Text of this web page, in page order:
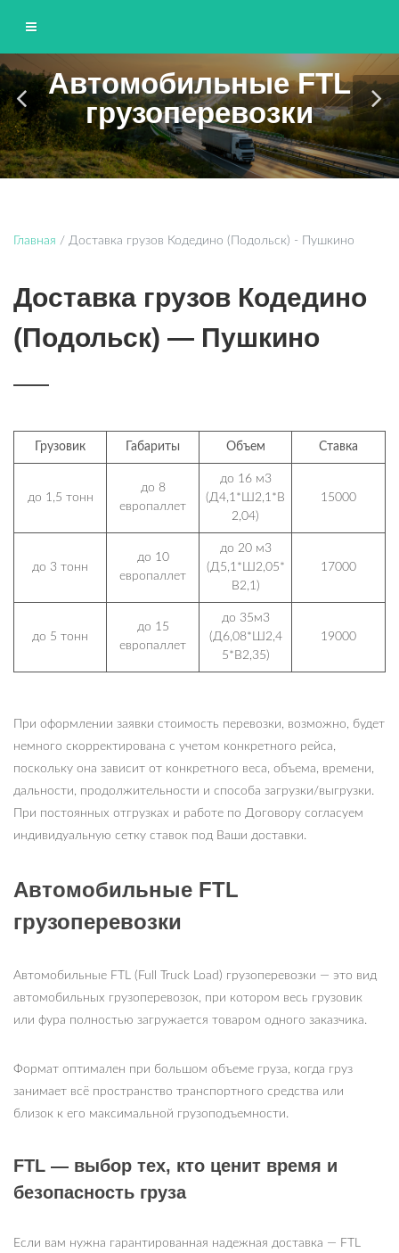
ЮНИТТРАНС
Грузоперевозки по Москве и области
Автомобильные FTL
грузоперевозки
Главная / Доставка грузов Кодедино (Подольск) - Пушкино
Доставка грузов Кодедино
(Подольск) — Пушкино
Грузовик Габариты Объем Ставка
до 1,5 тонн
до 8
европаллет
до 16 м3
(Д4,1*Ш2,1*В
2,04)
15000
до 3 тонн
до 10
европаллет
до 20 м3
(Д5,1*Ш2,05*
В2,1)
17000
до 5 тонн
до 15
европаллет
до 35м3
(Д6,08*Ш2,4
5*В2,35)
19000
При оформлении заявки стоимость перевозки, возможно, будет
немного скорректирована с учетом конкретного рейса,
поскольку она зависит от конкретного веса, объема, времени,
дальности, продолжительности и способа загрузки/выгрузки.
При постоянных отгрузках и работе по Договору согласуем
индивидуальную сетку ставок под Ваши доставки.
Автомобильные FTL
грузоперевозки
Автомобильные FTL (Full Truck Load) грузоперевозки — это вид
автомобильных грузоперевозок, при котором весь грузовик
или фура полностью загружается товаром одного заказчика.
Формат оптимален при большом объеме груза, когда груз
занимает всё пространство транспортного средства или
близок к его максимальной грузоподъемности.
FTL — выбор тех, кто ценит время и
безопасность груза
Если вам нужна гарантированная надежная доставка — FTL